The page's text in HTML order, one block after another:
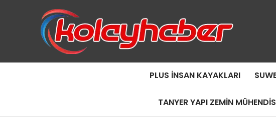
PLUS İNSAN KAYAKLARI
TANYER YAPI ZEMIN